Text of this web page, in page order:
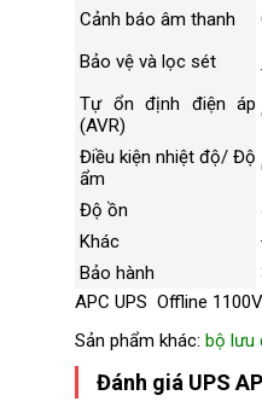
Cảnh báo âm thanh
Bảo vệ và lọc sét
Tự ổn định điện áp
(AVR)
Điều kiện nhiệt độ/ Độ
ẩm
Độ ồn
Khác
Bảo hành
APC UPS Offline
Sản phẩm khác: bộ lưu
Đánh giá UPS